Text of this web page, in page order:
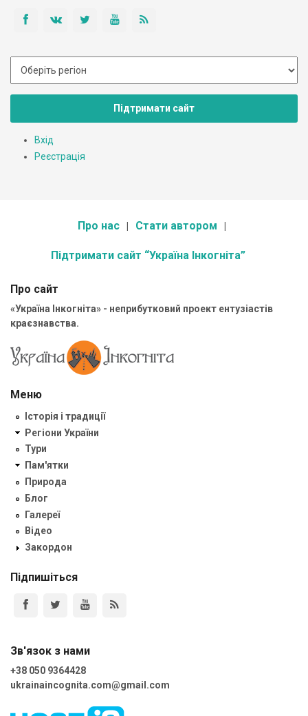
Підтримати сайт
Вхід
Реєстрація
Про нас Стати автором
Підтримати сайт “Україна Інкогніта”
Про сайт
«Україна Інкогніта» - неприбутковий проект ентузіастів
краєзнавства.
Меню
Історія і традиції
Регіони України
Тури
Пам'ятки
Природа
Блог
Галереї
Відео
Закордон
Підпишіться
Зв'язок з нами
+38 050 9364428
ukrainaincognita.com@gmail.com